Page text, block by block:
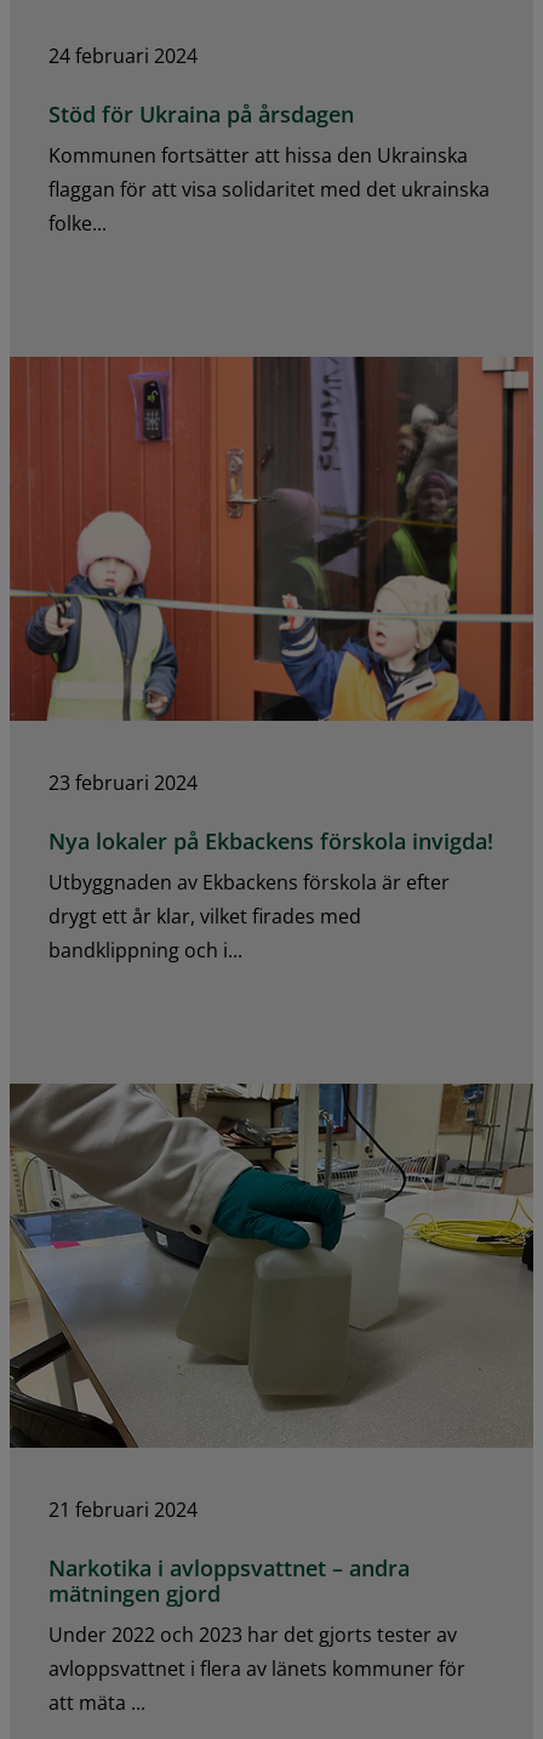
24 februari 2024
Stöd för Ukraina på årsdagen
Kommunen fortsätter att hissa den Ukrainska
flaggan för att visa solidaritet med det ukrainska
folke...
23 februari 2024
Nya lokaler på Ekbackens förskola invigda!
Utbyggnaden av Ekbackens förskola är efter
drygt ett år klar, vilket firades med
bandklippning och i...
21 februari 2024
Narkotika i avloppsvattnet – andra
mätningen gjord
Under 2022 och 2023 har det gjorts tester av
avloppsvattnet i flera av länets kommuner för
att mäta ...